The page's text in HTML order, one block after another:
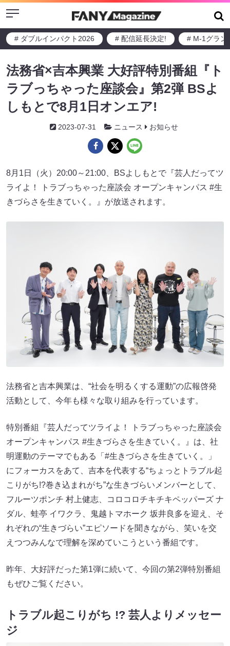
Menu
# ダブルインパクト2026 # 配信延長決定! # M-1グラン
法務省×吉本興業 大好評特別番組『ト
ラブっちゃった座談会』第2弾 BSよ
しもとで8月1日オンエア!
2023-07-31 ニュース お知らせ
8月1日（火）20:00～21:00、BSよしもとで『芸人だってツ
ライよ！ トラブっちゃった座談会 オープンキャンパス #生
きづらさを生きていく。』が放送されます。
法務省と吉本興業は、“社会を明るくする運動”の広報啓発
活動として、今年も様々な取り組みを行っています。
特別番組『芸人だってツライよ！ トラブっちゃった座談会
オープンキャンパス #生きづらさを生きていく。』は、社
明運動のテーマでもある「#生きづらさを生きていく。」
にフォーカスをあて、吉本を代表する“ちょっとトラブル起
こりがち!?巻き込まれがち”な生きづらいメンバーとして、
フルーツポンチ 村上健志、コロコロチキチキペッパーズ ナ
ダル、蛙亭 イワクラ、鬼越トマホーク 坂井良多を迎え、そ
れぞれの“生きづらい”エピソードを聞きながら、笑いを交
えつつみんなで理解を深めていこうという番組です。
昨年、大好評だった第1弾に続いて、今回の第2弾特別番組
もぜひご覧ください。
トラブル起こりがち !? 芸人よりメッセー
ジ